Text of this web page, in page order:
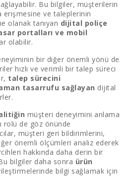
Bu bilgiler, müşterilerin
ve taleplerinin
olanak tanıyan dijital poliçe
portalları ve mobil
olabilir.
bir diğer önemli yönü de
hızlı ve verimli bir talep süreci
talep sürecini
tasarrufu sağlayan dijital
müşteri deneyimini anlama
rolü de göz önünde
müşteri geri bildirimlerini,
önemli ölçümleri analiz ederek
hakkında daha derin bir
bilgiler daha sonra ürün
bilgi sağlamak için